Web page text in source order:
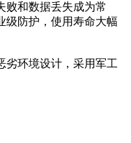
败和数据丢失成为常
级防护，使用寿命大幅
劣环境设计，采用军工